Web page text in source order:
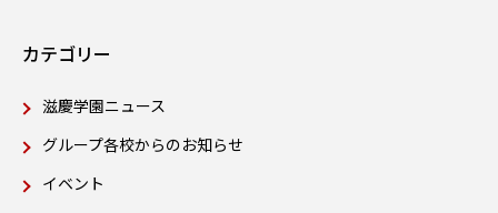
カテゴリー
滋慶学園ニュース
グループ各校からのお知らせ
イベント